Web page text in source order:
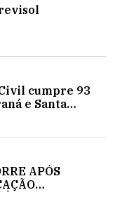
cumpre 93
e Santa
APÓS
CIVIL